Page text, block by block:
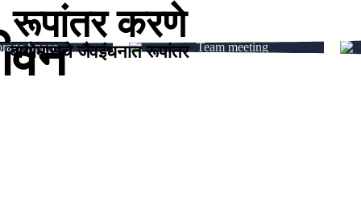
रूपांतर करणे
बायोमासचे जैवइंधनात रूपांतर